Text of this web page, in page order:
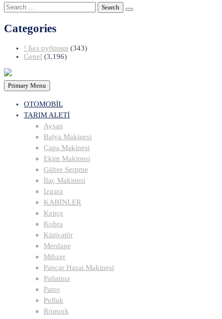
Search
for:
Categories
! Без рубрики (343)
Genel (3,196)
Primary Menu
OTOMOBİL
TARIM ALETİ
Aysan
Balya Makinesi
Çapa Makinesi
Ekim Makinesi
Gübre Serpme
İlaç Makinesi
Izgara
KABİNLER
Kepçe
Kobra
Kütivatör
Merdane
Mibzer
Pancar Hasat Makinesi
Patlatma
Patos
Pulluk
Römork